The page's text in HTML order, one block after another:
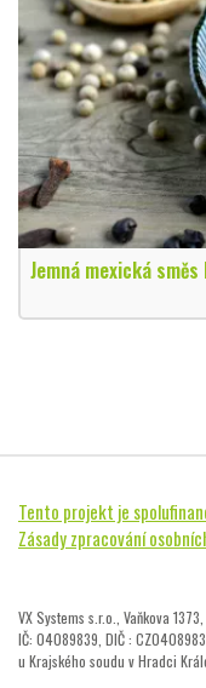
Jemná mexická
Tento projekt je
Zásady zpracování
VX Systems s.r.o., Vaňkova
IČ: 04089839, DIČ :
u Krajského soudu v Hradci